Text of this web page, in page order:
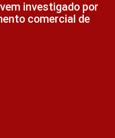
investigado por
comercial de